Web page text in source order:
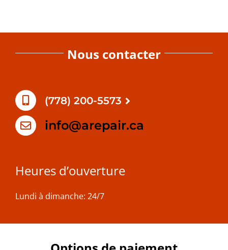
Nous contacter
(778) 200-5573
info@arepair.ca
Heures d’ouverture
Lundi à dimanche: 24/7